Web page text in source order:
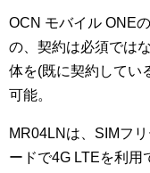
OCN モバイル ONE
の、契約は必須では
体を(既に契約してい
可能。
MR04LNは、SIMフ
ードで4G LTEを利用